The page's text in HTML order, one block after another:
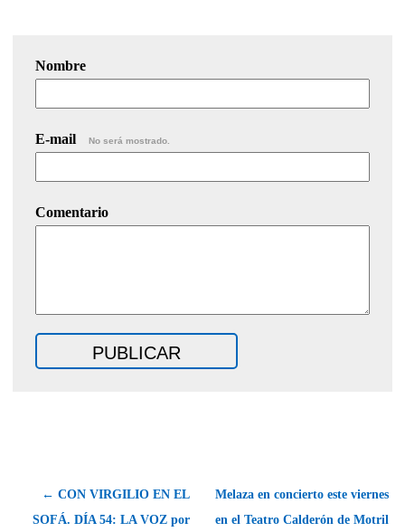
Nombre
E-mail No será mostrado.
Comentario
← CON VIRGILIO EN EL
SOFÁ. DÍA 54: LA VOZ por
Melaza en concierto este viernes
en el Teatro Calderón de Motril